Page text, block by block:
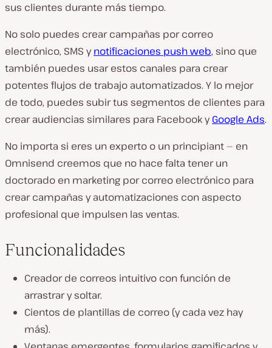
sus clientes durante más tiempo.
No solo puedes crear campañas por correo
electrónico, SMS ynotificaciones push web, sino que
también puedes usar estos canales para crear
potentes flujos de trabajo automatizados. Y lo mejor
de todo, puedes subir tus segmentos de clientes para
crear audiencias similares para Facebook yGoogle Ads.
No importa si eres un experto o un principiant — en
Omnisend creemos que no hace falta tener un
doctorado en marketing por correo electrónico para
crear campañas y automatizaciones con aspecto
profesional que impulsen las ventas.
Funcionalidades
Creador de correos intuitivo con función de
arrastrar y soltar.
Cientos de plantillas de correo (y cada vez hay
más).